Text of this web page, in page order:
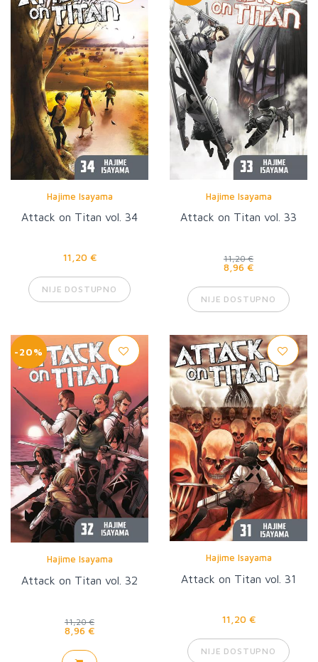
Hajime Isayama
Attack on Titan vol. 34
11,20 €
NIJE DOSTUPNO
Hajime Isayama
Attack on Titan vol. 33
11,20 €
8,96 €
NIJE DOSTUPNO
-20%
Hajime Isayama
Attack on Titan vol. 32
11,20 €
8,96 €
Hajime Isayama
Attack on Titan vol. 31
11,20 €
NIJE DOSTUPNO